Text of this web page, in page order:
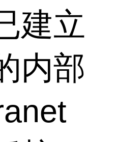
建立
内部